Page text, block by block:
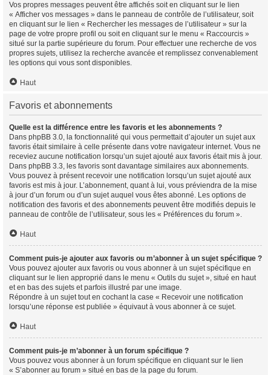
Vos propres messages peuvent être affichés soit en cliquant sur le lien
« Afficher vos messages » dans le panneau de contrôle de l’utilisateur, soit
en cliquant sur le lien « Rechercher les messages de l’utilisateur » sur la
page de votre propre profil ou soit en cliquant sur le menu « Raccourcis »
situé sur la partie supérieure du forum. Pour effectuer une recherche de vos
propres sujets, utilisez la recherche avancée et remplissez convenablement
les options qui vous sont disponibles.
Haut
Favoris et abonnements
Quelle est la différence entre les favoris et les abonnements ?
Dans phpBB 3.0, la fonctionnalité qui vous permettait d’ajouter un sujet aux
favoris était similaire à celle présente dans votre navigateur internet. Vous ne
receviez aucune notification lorsqu’un sujet ajouté aux favoris était mis à jour.
Dans phpBB 3.3, les favoris sont davantage similaires aux abonnements.
Vous pouvez à présent recevoir une notification lorsqu’un sujet ajouté aux
favoris est mis à jour. L’abonnement, quant à lui, vous préviendra de la mise
à jour d’un forum ou d’un sujet auquel vous êtes abonné. Les options de
notification des favoris et des abonnements peuvent être modifiés depuis le
panneau de contrôle de l’utilisateur, sous les « Préférences du forum ».
Haut
Comment puis-je ajouter aux favoris ou m’abonner à un sujet spécifique ?
Vous pouvez ajouter aux favoris ou vous abonner à un sujet spécifique en
cliquant sur le lien approprié dans le menu « Outils du sujet », situé en haut
et en bas des sujets et parfois illustré par une image.
Répondre à un sujet tout en cochant la case « Recevoir une notification
lorsqu’une réponse est publiée » équivaut à vous abonner à ce sujet.
Haut
Comment puis-je m’abonner à un forum spécifique ?
Vous pouvez vous abonner à un forum spécifique en cliquant sur le lien
« S’abonner au forum » situé en bas de la page du forum.